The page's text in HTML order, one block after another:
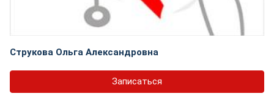
Струкова Ольга Александровна
Записаться